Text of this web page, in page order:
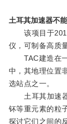
土耳其加速器不
该项目于2015
仪，可制备高质
TAC建造在一
中，其地理位置
选站点之一。
土耳其加速器
钚等重元素的粒
探讨它们之间的